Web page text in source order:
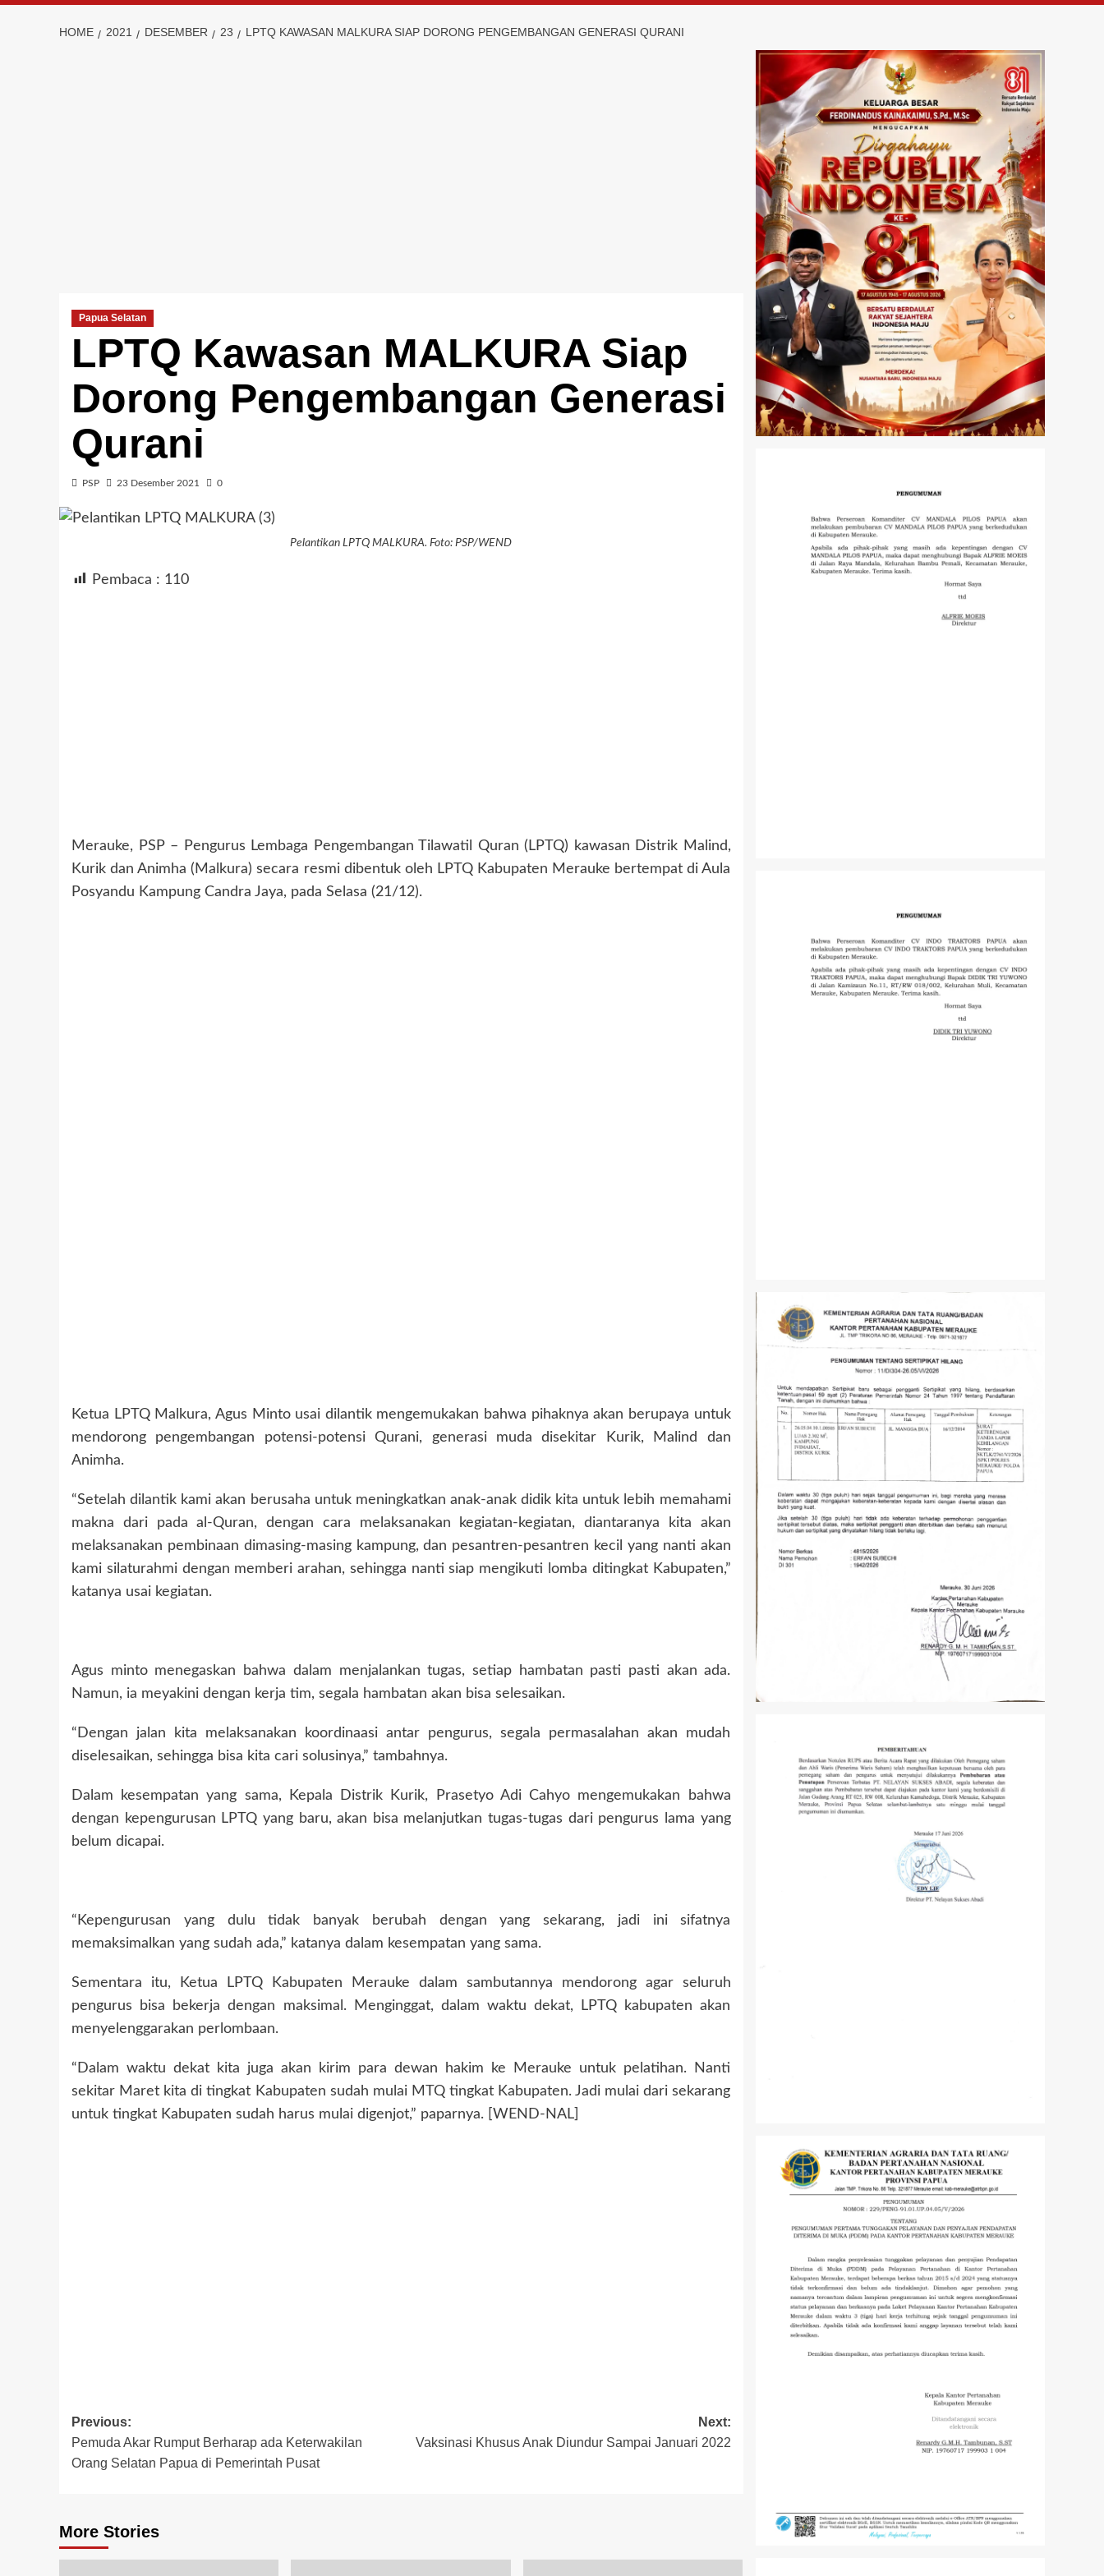
HOME 2021 DESEMBER 23 LPTQ KAWASAN MALKURA SIAP DORONG PENGEMBANGAN GENERASI QURANI
Papua Selatan
LPTQ Kawasan MALKURA Siap
Dorong Pengembangan Generasi
Qurani
PSP 23 Desember 2021 0
Pelantikan LPTQ MALKURA. Foto: PSP/WEND
Pembaca : 110
Merauke, PSP – Pengurus Lembaga Pengembangan Tilawatil Quran (LPTQ) kawasan Distrik Malind,
Kurik dan Animha (Malkura) secara resmi dibentuk oleh LPTQ Kabupaten Merauke bertempat di Aula
Posyandu Kampung Candra Jaya, pada Selasa (21/12).
Ketua LPTQ Malkura, Agus Minto usai dilantik mengemukakan bahwa pihaknya akan berupaya untuk
mendorong pengembangan potensi-potensi Qurani, generasi muda disekitar Kurik, Malind dan
Animha.
“Setelah dilantik kami akan berusaha untuk meningkatkan anak-anak didik kita untuk lebih memahami
makna dari pada al-Quran, dengan cara melaksanakan kegiatan-kegiatan, diantaranya kita akan
melaksanakan pembinaan dimasing-masing kampung, dan pesantren-pesantren kecil yang nanti akan
kami silaturahmi dengan memberi arahan, sehingga nanti siap mengikuti lomba ditingkat Kabupaten,”
katanya usai kegiatan.
Agus minto menegaskan bahwa dalam menjalankan tugas, setiap hambatan pasti pasti akan ada.
Namun, ia meyakini dengan kerja tim, segala hambatan akan bisa selesaikan.
“Dengan jalan kita melaksanakan koordinaasi antar pengurus, segala permasalahan akan mudah
diselesaikan, sehingga bisa kita cari solusinya,” tambahnya.
Dalam kesempatan yang sama, Kepala Distrik Kurik, Prasetyo Adi Cahyo mengemukakan bahwa
dengan kepengurusan LPTQ yang baru, akan bisa melanjutkan tugas-tugas dari pengurus lama yang
belum dicapai.
“Kepengurusan yang dulu tidak banyak berubah dengan yang sekarang, jadi ini sifatnya
memaksimalkan yang sudah ada,” katanya dalam kesempatan yang sama.
Sementara itu, Ketua LPTQ Kabupaten Merauke dalam sambutannya mendorong agar seluruh
pengurus bisa bekerja dengan maksimal. Menginggat, dalam waktu dekat, LPTQ kabupaten akan
menyelenggarakan perlombaan.
“Dalam waktu dekat kita juga akan kirim para dewan hakim ke Merauke untuk pelatihan. Nanti
sekitar Maret kita di tingkat Kabupaten sudah mulai MTQ tingkat Kabupaten. Jadi mulai dari sekarang
untuk tingkat Kabupaten sudah harus mulai digenjot,” paparnya. [WEND-NAL]
Post
navigation
Previous:
Pemuda Akar Rumput Berharap ada Keterwakilan
Orang Selatan Papua di Pemerintah Pusat
Next:
Vaksinasi Khusus Anak Diundur Sampai Januari 2022
More Stories